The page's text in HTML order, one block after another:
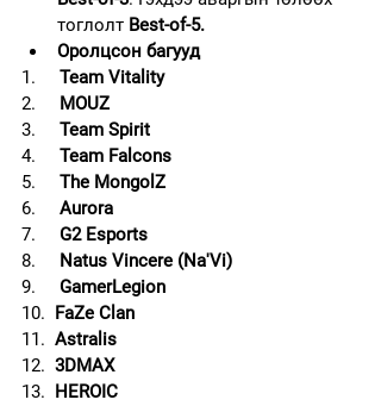
тоглолт Best-of-5.
Оролцсон багууд
1. Team Vitality
2. MOUZ
3. Team Spirit
4. Team Falcons
5. The MongolZ
6. Aurora
7. G2 Esports
8. Natus Vincere (Na'Vi)
9. GamerLegion
10. FaZe Clan
11. Astralis
12. 3DMAX
13. HEROIC